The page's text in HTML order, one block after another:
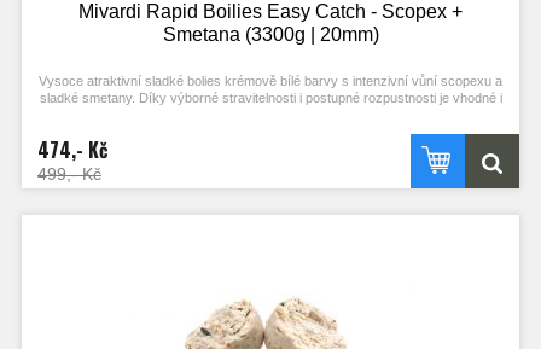
Mivardi Rapid Boilies Easy Catch - Scopex +
Smetana (3300g | 20mm)
Vysoce atraktivní sladké bolies krémově bílé barvy s intenzivní vůní scopexu a
sladké smetany. Díky výborné stravitelnosti i postupné rozpustnosti je vhodné i
474,- Kč
499,- Kč